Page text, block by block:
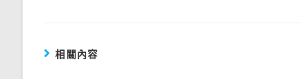
相關內容